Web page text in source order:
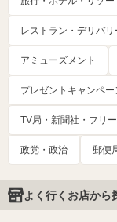
レストラン・デリバ
アミューズメント
プレゼントキャンペ
TV局・新聞社・フリ
政党・政治 郵便
よく行くお店から